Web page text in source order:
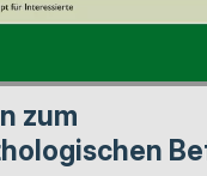
zum